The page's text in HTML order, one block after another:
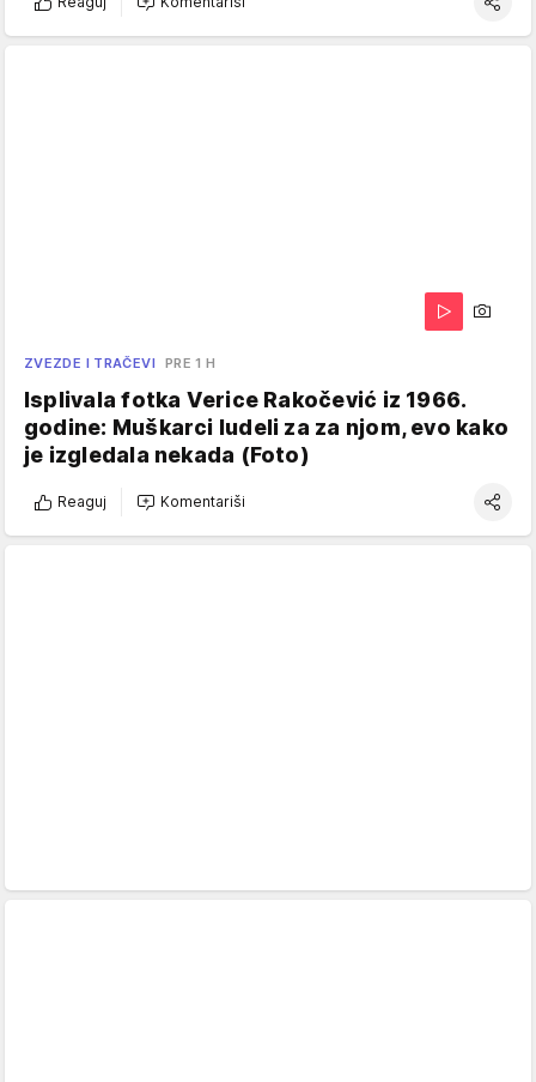
ZVEZDE I TRAČEVI PRE 1 H
Isplivala fotka Verice Rakočević iz 1966.
godine: Muškarci ludeli za za njom, evo kako
je izgledala nekada (Foto)
Reaguj Komentariši